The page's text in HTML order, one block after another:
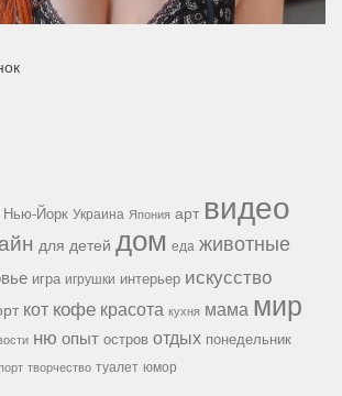
Нью-Йорк Украина Япония арт видео
для детей дом еда животные
игра игрушки интерьер искусство
кот кофе красота кухня мама мир
ню опыт остров отдых понедельник
творчество туалет юмор